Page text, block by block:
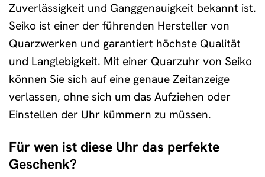
Zuverlässigkeit und Ganggenauigkeit bekannt ist.
Seiko ist einer der führenden Hersteller von
Quarzwerken und garantiert höchste Qualität
und Langlebigkeit. Mit einer Quarzuhr von Seiko
können Sie sich auf eine genaue Zeitanzeige
verlassen, ohne sich um das Aufziehen oder
Einstellen der Uhr kümmern zu müssen.
Für wen ist diese Uhr das perfekte
Geschenk?